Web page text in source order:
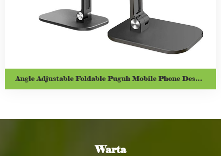
Angle Adjustable Foldable Puguh Mobile Phone Desktop Stand
Warta